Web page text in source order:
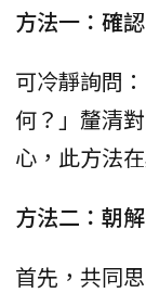
方法一：確
可冷靜詢問
何？」釐清
心，此方法
方法二：朝
首先，共同